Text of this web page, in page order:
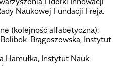
Nau­ko­wej Fun­da­cji Freja.
(kolej­ność alfa­be­tyczna):
Brą­go­szew­ska, Insty­tut
Hamułka, Insty­tut Nauk